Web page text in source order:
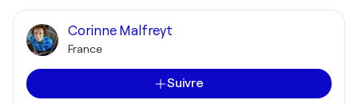
Corinne Malfreyt
France
Suivre